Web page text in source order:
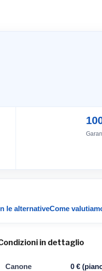
le alternativeCome
in dettaglio
Canone
0 €